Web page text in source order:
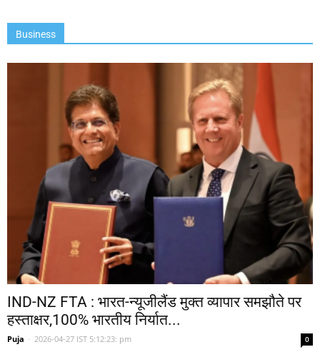
Business
IND-NZ FTA : भारत-न्यूजीलैंड मुक्त व्यापार समझौते पर
हस्ताक्षर,100% भारतीय निर्यात...
Puja - 2026-04-27 IST 5:12:23: pm 0